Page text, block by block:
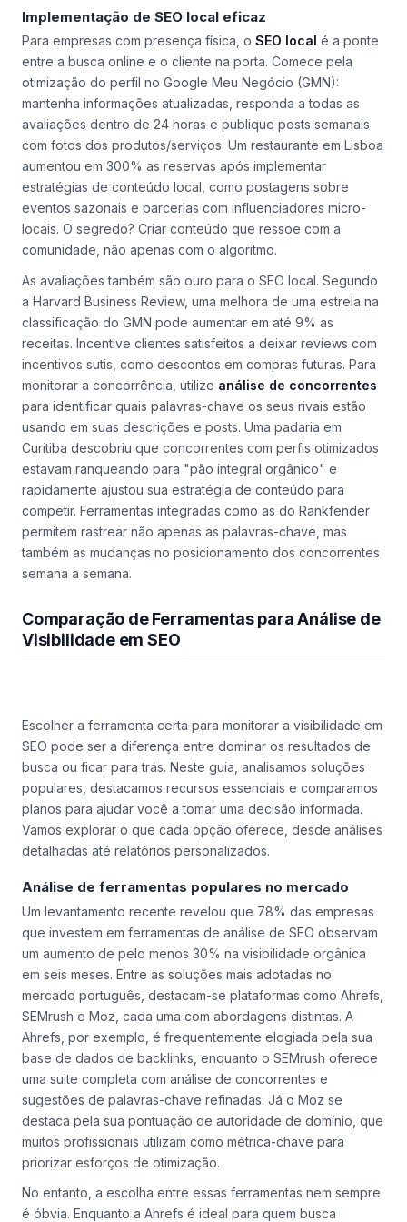
Implementação de SEO local eficaz
Para empresas com presença física, o SEO local é a ponte
entre a busca online e o cliente na porta. Comece pela
otimização do perfil no Google Meu Negócio (GMN):
mantenha informações atualizadas, responda a todas as
avaliações dentro de 24 horas e publique posts semanais
com fotos dos produtos/serviços. Um restaurante em Lisboa
aumentou em 300% as reservas após implementar
estratégias de conteúdo local, como postagens sobre
eventos sazonais e parcerias com influenciadores micro-
locais. O segredo? Criar conteúdo que ressoe com a
comunidade, não apenas com o algoritmo.
As avaliações também são ouro para o SEO local. Segundo
a Harvard Business Review, uma melhora de uma estrela na
classificação do GMN pode aumentar em até 9% as
receitas. Incentive clientes satisfeitos a deixar reviews com
incentivos sutis, como descontos em compras futuras. Para
monitorar a concorrência, utilize análise de concorrentes
para identificar quais palavras-chave os seus rivais estão
usando em suas descrições e posts. Uma padaria em
Curitiba descobriu que concorrentes com perfis otimizados
estavam ranqueando para "pão integral orgânico" e
rapidamente ajustou sua estratégia de conteúdo para
competir. Ferramentas integradas como as do Rankfender
permitem rastrear não apenas as palavras-chave, mas
também as mudanças no posicionamento dos concorrentes
semana a semana.
Comparação de Ferramentas para Análise de
Visibilidade em SEO
Escolher a ferramenta certa para monitorar a visibilidade em
SEO pode ser a diferença entre dominar os resultados de
busca ou ficar para trás. Neste guia, analisamos soluções
populares, destacamos recursos essenciais e comparamos
planos para ajudar você a tomar uma decisão informada.
detalhadas até relatórios personalizados.
Análise de ferramentas populares no mercado
Um levantamento recente revelou que 78% das empresas
que investem em ferramentas de análise de SEO observam
um aumento de pelo menos 30% na visibilidade orgânica
em seis meses. Entre as soluções mais adotadas no
mercado português, destacam-se plataformas como Ahrefs,
SEMrush e Moz, cada uma com abordagens distintas. A
Ahrefs, por exemplo, é frequentemente elogiada pela sua
base de dados de backlinks, enquanto o SEMrush oferece
uma suite completa com análise de concorrentes e
sugestões de palavras-chave refinadas. Já o Moz se
destaca pela sua pontuação de autoridade de domínio, que
muitos profissionais utilizam como métrica-chave para
priorizar esforços de otimização.